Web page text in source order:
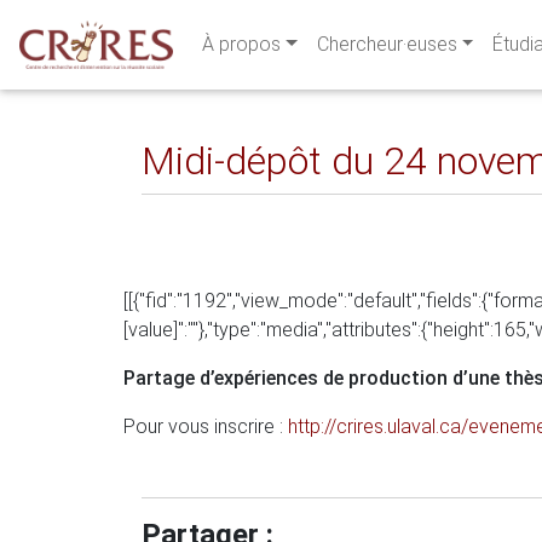
À propos Chercheur·euses
Midi-dépôt du 24
Partage d’expériences de production d’une
Pour vous inscrire : http://crires.ulaval.ca/
Partager :